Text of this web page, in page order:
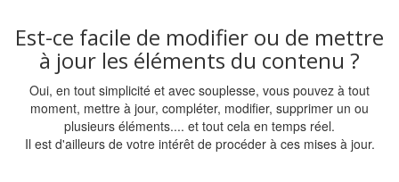
Est-ce facile de modifier ou de mettre
à jour les éléments du contenu ?
Oui, en tout simplicité et avec souplesse, vous pouvez à tout
moment, mettre à jour, compléter, modifier, supprimer un ou
plusieurs éléments.... et tout cela en temps réel.
Il est d'ailleurs de votre intérêt de procéder à ces mises à jour.